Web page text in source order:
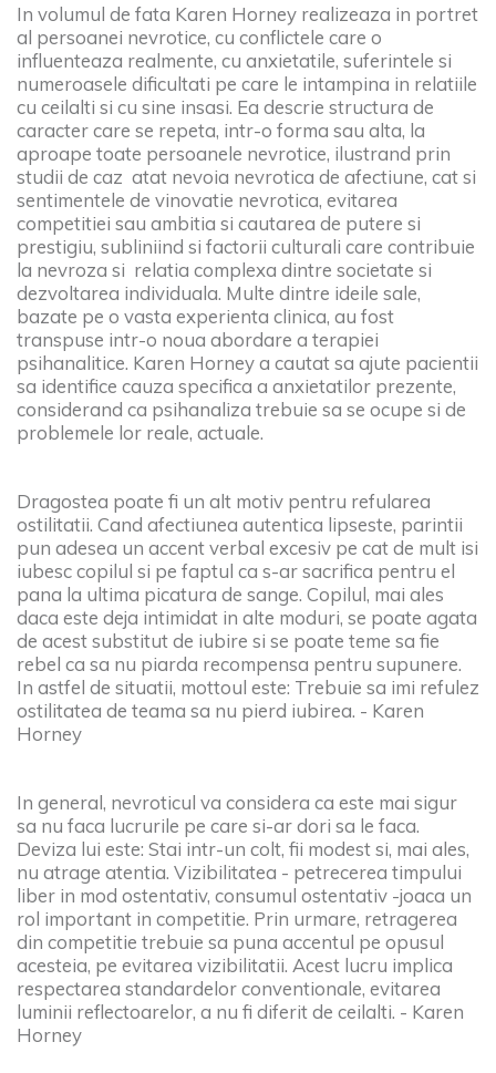
In volumul de fata Karen Horney realizeaza in portret
al persoanei nevrotice, cu conflictele care o
influenteaza realmente, cu anxietatile, suferintele si
numeroasele dificultati pe care le intampina in relatiile
cu ceilalti si cu sine insasi. Ea descrie structura de
caracter care se repeta, intr-o forma sau alta, la
aproape toate persoanele nevrotice, ilustrand prin
studii de caz atat nevoia nevrotica de afectiune, cat si
sentimentele de vinovatie nevrotica, evitarea
competitiei sau ambitia si cautarea de putere si
prestigiu, subliniind si factorii culturali care contribuie
la nevroza si relatia complexa dintre societate si
dezvoltarea individuala. Multe dintre ideile sale,
bazate pe o vasta experienta clinica, au fost
transpuse intr-o noua abordare a terapiei
psihanalitice. Karen Horney a cautat sa ajute pacientii
sa identifice cauza specifica a anxietatilor prezente,
considerand ca psihanaliza trebuie sa se ocupe si de
problemele lor reale, actuale.
Dragostea poate fi un alt motiv pentru refularea
ostilitatii. Cand afectiunea autentica lipseste, parintii
pun adesea un accent verbal excesiv pe cat de mult isi
iubesc copilul si pe faptul ca s-ar sacrifica pentru el
pana la ultima picatura de sange. Copilul, mai ales
daca este deja intimidat in alte moduri, se poate agata
de acest substitut de iubire si se poate teme sa fie
rebel ca sa nu piarda recompensa pentru supunere.
In astfel de situatii, mottoul este: Trebuie sa imi refulez
ostilitatea de teama sa nu pierd iubirea. - Karen
Horney
In general, nevroticul va considera ca este mai sigur
sa nu faca lucrurile pe care si-ar dori sa le faca.
Deviza lui este: Stai intr-un colt, fii modest si, mai ales,
nu atrage atentia. Vizibilitatea - petrecerea timpului
liber in mod ostentativ, consumul ostentativ -joaca un
rol important in competitie. Prin urmare, retragerea
din competitie trebuie sa puna accentul pe opusul
acesteia, pe evitarea vizibilitatii. Acest lucru implica
respectarea standardelor conventionale, evitarea
luminii reflectoarelor, a nu fi diferit de ceilalti. - Karen
Horney